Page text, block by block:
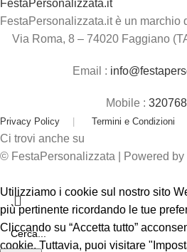
FestaPersonalizzata.it
FestaPersonalizzata.it è un marchio
Via Roma, 8 – 74020 Faggiano
Email :
Mobile :
Privacy Policy | Termini e Condizioni
Ci trovi anche su
© FestaPersonalizzata | Powered by
Utilizziamo i cookie sul nostro sito
più pertinente ricordando le tue
Cliccando su “Accetta tutto”
cookie. Tuttavia, puoi visitare